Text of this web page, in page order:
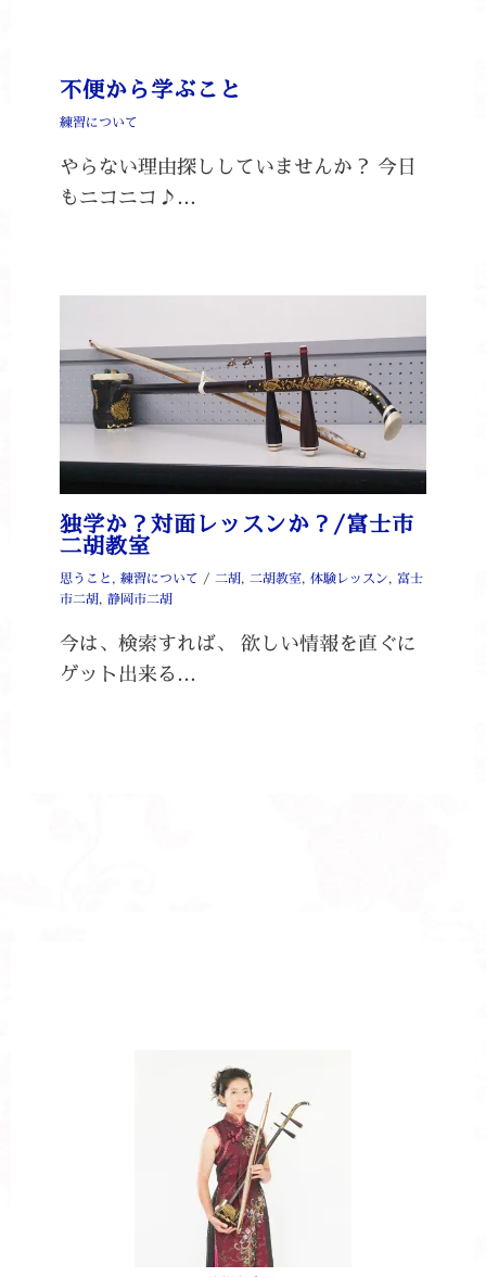
不便から学ぶこと
練習について
やらない理由探ししていませんか？ 今日
もニコニコ♪…
独学か？対面レッスンか？/富士市
二胡教室
思うこと, 練習について / 二胡, 二胡教室, 体験レッスン, 富士
市二胡, 静岡市二胡
今は、検索すれば、 欲しい情報を直ぐに
ゲット出来る…